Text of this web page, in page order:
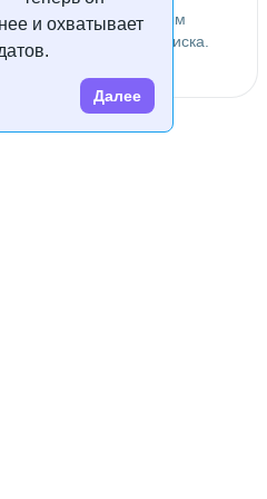
и охватывает
Далее
по заданным
изменить условия поиска.